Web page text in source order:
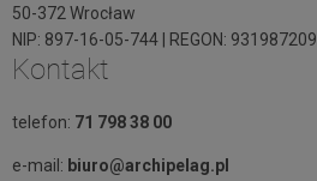
50-372 Wrocław
NIP: 897-16-05-744 | REGON: 931987209
Kontakt
telefon: 71 798 38 00
e-mail: biuro@archipelag.pl